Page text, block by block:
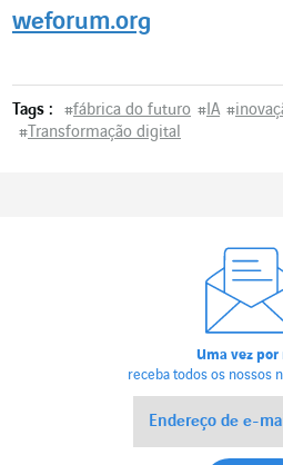
weforum.org
Tags : #fábrica do futuro #IA #
#Transformação digital
Uma vez por
receba todos os nossos